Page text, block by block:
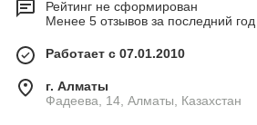
Рейтинг не сформирован
Менее 5 отзывов за последний год
Работает с 07.01.2010
г. Алматы
Фадеева, 14, Алматы, Казахстан